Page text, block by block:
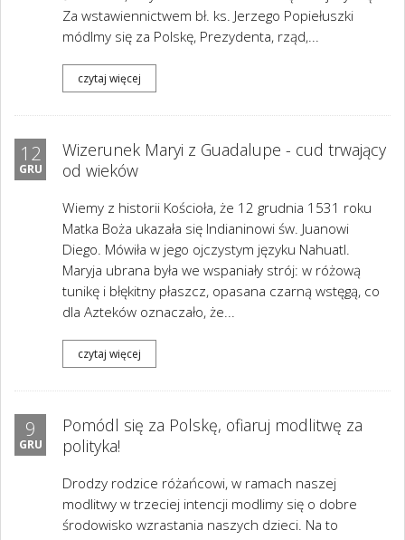
Za wstawiennictwem bł. ks. Jerzego Popiełuszki
módlmy się za Polskę, Prezydenta, rząd,...
czytaj więcej
12
GRU
Wizerunek Maryi z Guadalupe - cud trwający
od wieków
Wiemy z historii Kościoła, że 12 grudnia 1531 roku
Matka Boża ukazała się Indianinowi św. Juanowi
Diego. Mówiła w jego ojczystym języku Nahuatl.
Maryja ubrana była we wspaniały strój: w różową
tunikę i błękitny płaszcz, opasana czarną wstęgą, co
dla Azteków oznaczało, że...
czytaj więcej
9
GRU
Pomódl się za Polskę, ofiaruj modlitwę za
polityka!
Drodzy rodzice różańcowi, w ramach naszej
modlitwy w trzeciej intencji modlimy się o dobre
środowisko wzrastania naszych dzieci. Na to